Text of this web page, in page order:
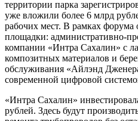
территории парка
уже вложили более 6 млрд
рабочих мест. В рамках форума
площадки: административно-
компании «Интра Сахалин» с
композитных материалов и
обслуживания «Айлэнд
современной цифровой
«Интра Сахалин»
рублей. Здесь будут